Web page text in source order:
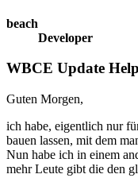
beach
Developer
WBCE Update
Guten Morgen,
ich habe, eigentlich nur
bauen lassen, mit dem
Nun habe ich in einem
mehr Leute gibt die den